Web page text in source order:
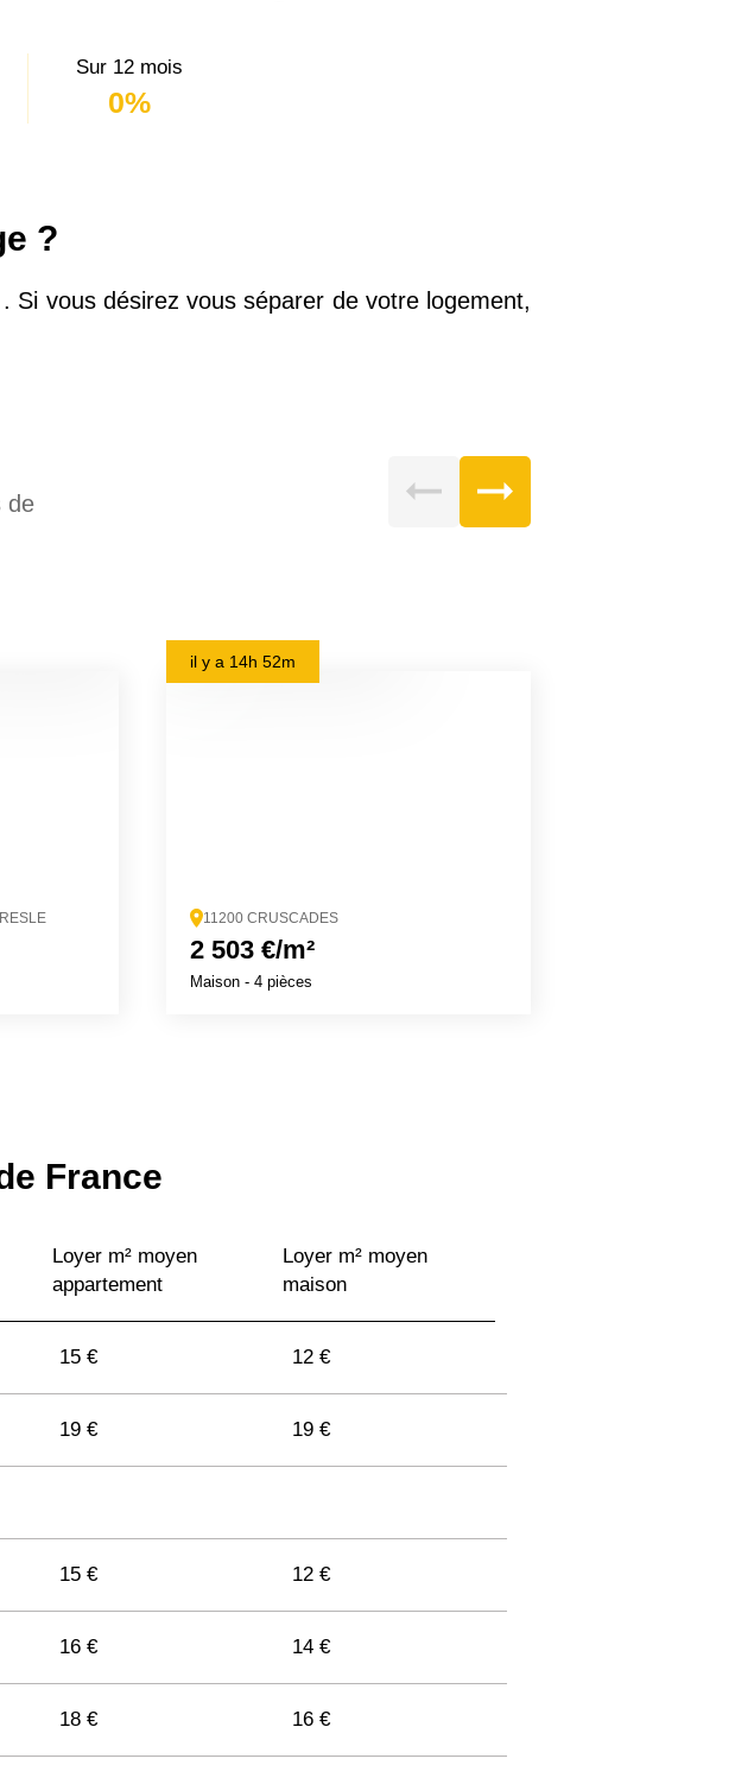
Sur 12 mois
0%
?
. Si vous désirez vous séparer de votre logement,
de
il y a 14h 52m
11200 CRUSCADES
2 503 €/m²
Maison - 4 pièces
France
Loyer m² moyen
appartement
Loyer m² moyen
maison
15 € 12 €
19 € 19 €
15 € 12 €
16 € 14 €
18 € 16 €